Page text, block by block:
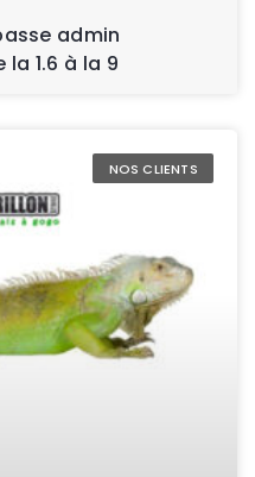
admin
la 1.6 à la 9
NOS CLIENTS